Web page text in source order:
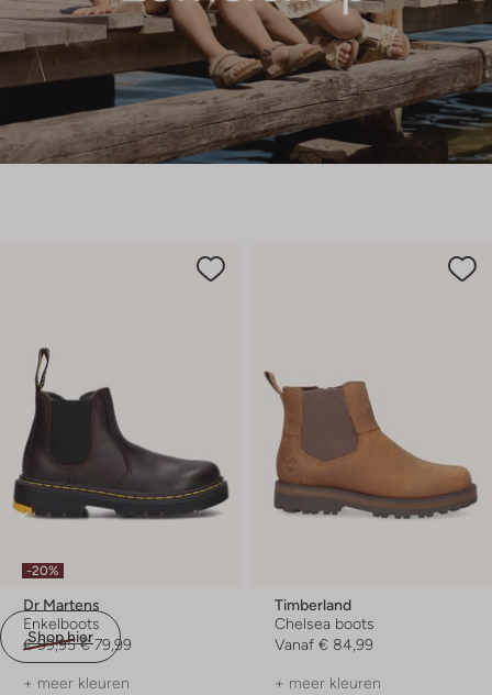
Shop hier
-20%
Dr Martens
Enkelboots
€ 99,95 € 79,99
+ meer kleuren
Timberland
Chelsea boots
Vanaf € 84,99
+ meer kleuren